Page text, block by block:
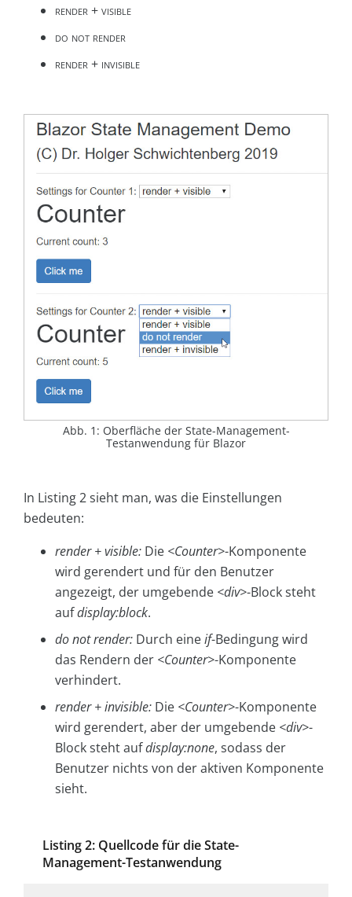
render + visible
do not render
render + invisible
Abb. 1: Oberfläche der State-Management-
Testanwendung für Blazor
In Listing 2 sieht man, was die Einstellungen
bedeuten:
render + visible: Die <Counter>-Komponente
wird gerendert und für den Benutzer
angezeigt, der umgebende <div>-Block steht
aufdisplay:block.
do not render: Durch eineif-Bedingung wird
das Rendern der <Counter>-Komponente
verhindert.
render + invisible: Die <Counter>-Komponente
wird gerendert, aber der umgebende <div>-
Block steht aufdisplay:none, sodass der
Benutzer nichts von der aktiven Komponente
sieht.
Listing 2: Quellcode für die State-
Management-Testanwendung